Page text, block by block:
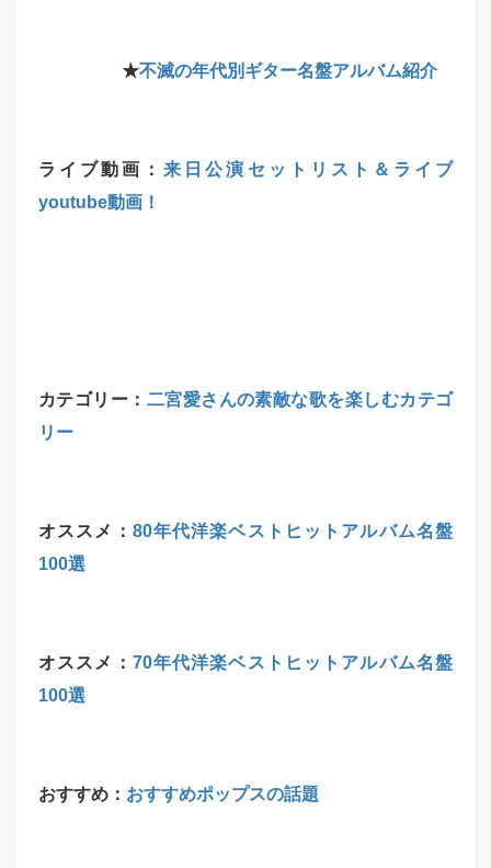
★不滅の年代別ギター名盤アルバム紹介
ライブ動画：来日公演セットリスト＆ライブ
youtube動画！
カテゴリー： 二宮愛さんの素敵な歌を楽しむカテゴ
リー
オススメ： 80年代洋楽ベストヒットアルバム名盤
100選
オススメ： 70年代洋楽ベストヒットアルバム名盤
100選
おすすめ： おすすめポップスの話題